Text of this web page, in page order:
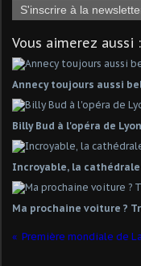
S'inscrire à la
Vous aimerez aussi :
Annecy toujours aussi
Billy Bud à l'opéra de
Incroyable, la cathédrale
Ma prochaine voiture ?